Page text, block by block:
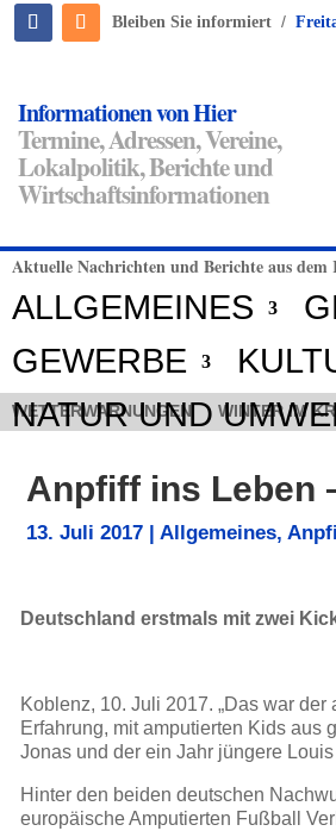
Bleiben Sie informiert /
Informationen von Hier
Termine, Adressen, Vereine,
Lokalpolitik, Berichte und
Wirtschaftsinformationen
Aktuelle Nachrichten und Berichte aus dem
ALLGEMEINES
GEWERBE
NATUR UND
WETTERWARNUNGEN WINTER IM
Anpfiff ins Leben
13. Juli 2017 | Allgemeines,
Deutschland erstmals mit zwei
Koblenz, 10. Juli 2017. „Das war
Erfahrung, mit amputierten Kids aus
Jonas und der ein Jahr jüngere
Hinter den beiden deutschen
europäische Amputierten Fußball